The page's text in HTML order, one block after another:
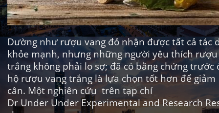
Dường như rượu vang đỏ nhận được tất cả tác
khỏe mạnh, nhưng những người yêu thích rượu
trắng không phải lo sợ; đã có bằng chứng trước
hộ rượu vang trắng là lựa chọn tốt hơn để giảm
cân. Một nghiên cứu trên tạp chí
Dr Under Under Experimental and Research